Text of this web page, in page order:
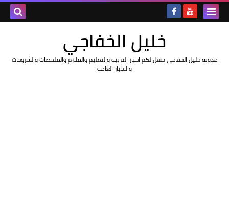
خليل الخفاجي
مدونة خليل الخفاجي تنقل لكم اخبار التربية والتعليم والملازم والملخصات والشروحات
والاخبار العامة